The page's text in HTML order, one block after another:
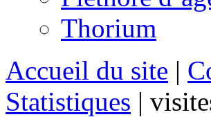
Thorium
Accueil du site |
Statistiques |